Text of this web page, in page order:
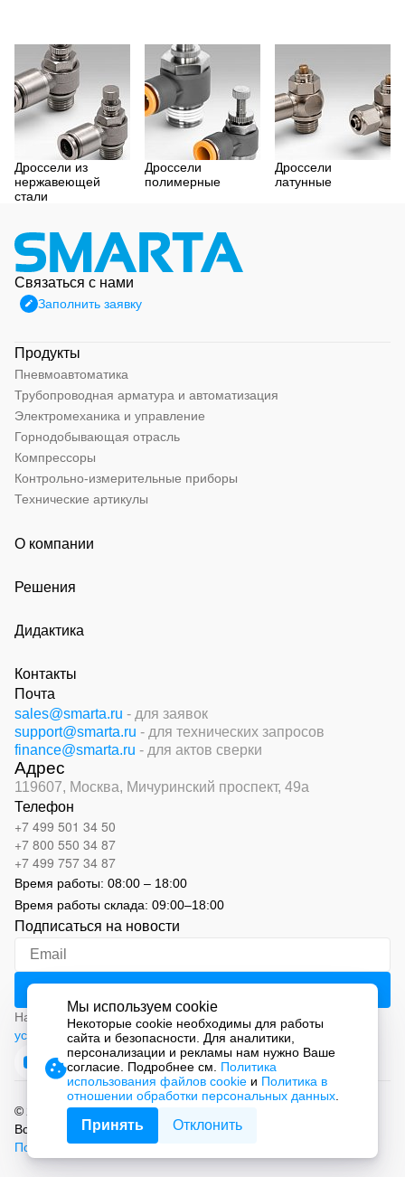
Дроссели из
нержавеющей
стали
Дроссели
полимерные
Дроссели
латунные
Связаться с нами
Заполнить заявку
Продукты
Пневмоавтоматика
Трубопроводная арматура и автоматизация
Электромеханика и управление
Горнодобывающая отрасль
Компрессоры
Контрольно-измерительные приборы
Технические артикулы
О компании
Решения
Дидактика
Контакты
Почта
sales@smarta.ru - для заявок
support@smarta.ru - для технических запросов
finance@smarta.ru - для актов сверки
Адрес
119607, Москва, Мичуринский проспект, 49а
Телефон
+7 499 501 34 50
+7 800 550 34 87
+7 499 757 34 87
Время работы: 08:00 – 18:00
Время работы склада: 09:00–18:00
Подписаться на новости
Нажимая на кнопку «Подписаться», вы соглашаетесь с
условиями обработки персональных данных
© 2026 ООО «СМАРТ Автоматизация»
Все права защищены.
Политика обработки персональных данных
Мы используем cookie
Некоторые cookie необходимы для работы
сайта и безопасности. Для аналитики,
персонализации и рекламы нам нужно Ваше
согласие. Подробнее см. Политика
использования файлов cookie и Политика в
отношении обработки персональных данных
Принять Отклонить